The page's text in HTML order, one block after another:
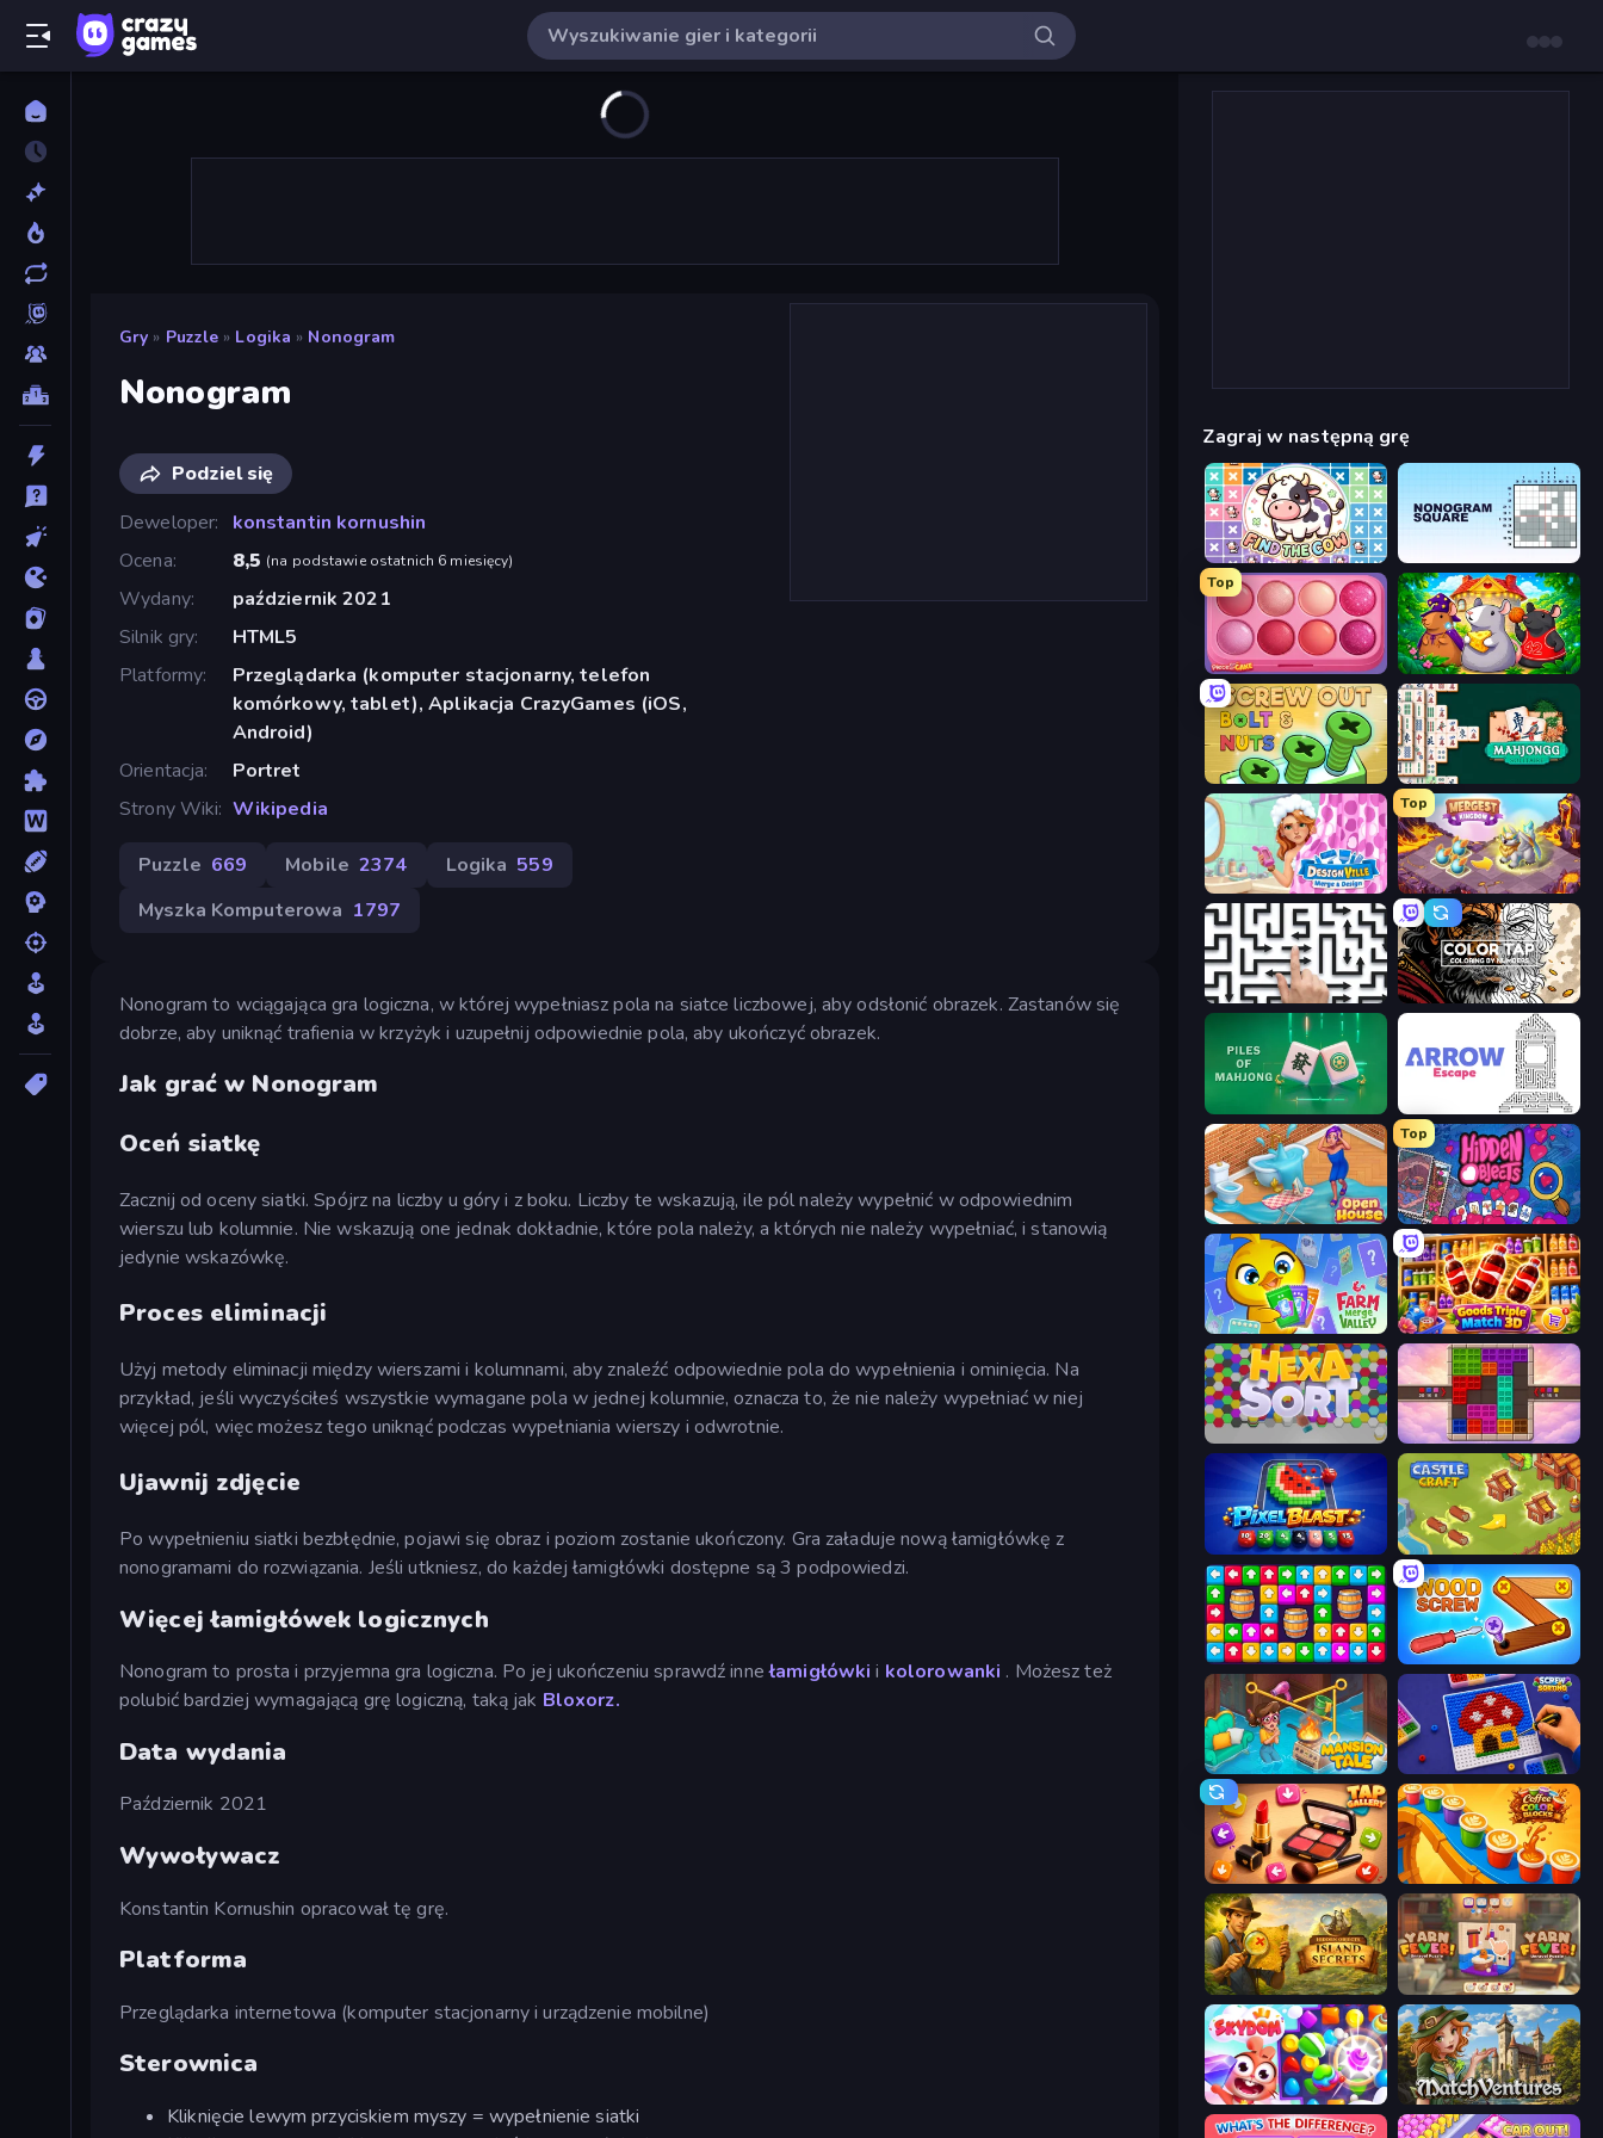
Gry » Puzzle » Logika » Nonogram
Nonogram
Podziel się
Deweloper
konstantin kornushin
Ocena
8,5 (na podstawie ostatnich 6 miesięcy)
Wydany
październik 2021
Silnik gry
HTML5
Platformy
Przeglądarka (komputer stacjonarny, telefon
komórkowy, tablet), Aplikacja CrazyGames (iOS,
Android)
Orientacja
Portret
Strony Wiki Wikipedia
Puzzle 669 Mobile 2374 Logika 559
Myszka Komputerowa 1797
Nonogram to wciągająca gra logiczna, w której wypełniasz pola na siatce liczbowej, aby odsłonić obrazek. Zastanów się
dobrze, aby uniknąć trafienia w krzyżyk i uzupełnij odpowiednie pola, aby ukończyć obrazek.
Jak grać w Nonogram
Oceń siatkę
Zacznij od oceny siatki. Spójrz na liczby u góry i z boku. Liczby te wskazują, ile pól należy wypełnić w odpowiednim
wierszu lub kolumnie. Nie wskazują one jednak dokładnie, które pola należy, a których nie należy wypełniać, i stanowią
jedynie wskazówkę.
Proces eliminacji
Użyj metody eliminacji między wierszami i kolumnami, aby znaleźć odpowiednie pola do wypełnienia i ominięcia. Na
przykład, jeśli wyczyściłeś wszystkie wymagane pola w jednej kolumnie, oznacza to, że nie należy wypełniać w niej
więcej pól, więc możesz tego uniknąć podczas wypełniania wierszy i odwrotnie.
Ujawnij zdjęcie
Po wypełnieniu siatki bezbłędnie, pojawi się obraz i poziom zostanie ukończony. Gra załaduje nową łamigłówkę z
nonogramami do rozwiązania. Jeśli utkniesz, do każdej łamigłówki dostępne są 3 podpowiedzi.
Więcej łamigłówek logicznych
Nonogram to prosta i przyjemna gra logiczna. Po jej ukończeniu sprawdź innełamigłówki i kolorowanki . Możesz też
polubić bardziej wymagającą grę logiczną, taką jak Bloxorz.
Data wydania
Październik 2021
Wywoływacz
Konstantin Kornushin opracował tę grę.
Platforma
Przeglądarka internetowa (komputer stacjonarny i urządzenie mobilne)
Sterownica
Kliknięcie lewym przyciskiem myszy = wypełnienie siatki
Zagraj w następną grę
Find The Cow
Top
Piece of Cake: Merge and Bake Rat's House - Nonogram
Screw Out: Bolts and Nuts Mahjongg Solitaire
Designville: Merge & Design
Top
Mergest Kingdom
Arrow Escape: Puzzle Color Tap: Coloring by Numbers
Piles of Mahjong Arrow Escape
Open House
Top
Hidden Objects
Farm Merge Valley Goods Triple Match 3D
Color Cube Puzzle
Pixel Blast Castle Craft
Tap Away Story Wood Screw: Bolts Puzzle
Mansion Tale: Merge Secrets Screw Sorting
Tap Gallery Coffee Color Blocks
Hidden Objects: Island Secrets Yarn Fever! Unravel Puzzle
Skydom MatchVentures